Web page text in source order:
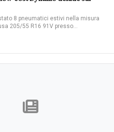
8 pneumatici estivi nella misura
205/55 R16 91V presso…